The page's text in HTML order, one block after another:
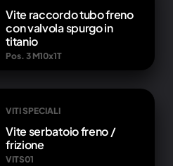
Vite raccordo tubo freno
con valvola spurgo in
titanio
Pos. 3 M10x1T
VITI SPECIALI
Vite serbatoio freno /
frizione
VITS01